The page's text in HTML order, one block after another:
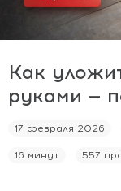
Как
руками —
17 февраля 2026
16 минут 557